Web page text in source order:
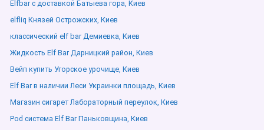
Elfbar с доставкой Батыева гора, Киев
elfliq Князей Острожских, Киев
классический elf bar Демиевка, Киев
Жидкость Elf Bar Дарницкий район, Киев
Вейп купить Угорское урочище, Киев
Elf Bar в наличии Леси Украинки площадь, Киев
Магазин сигарет Лабораторный переулок, Киев
Pod система Elf Bar Паньковщина, Киев